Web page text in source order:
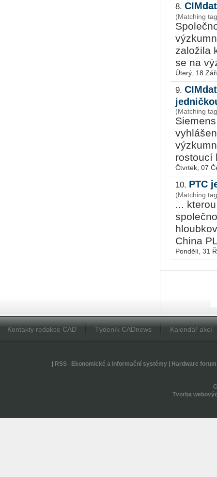
8.
(Matching
založila
se na
Úterý, 18
9.
(Matching
rostoucí
Čtvrtek, 07
10. PTC
(Matching
...
China
Pondělí, 31
Kontakty redakce CAD Týdeník CADnews Kalendář akcí
RSS| Ekonomické a informační systémy| Hardware forum
Tvorba